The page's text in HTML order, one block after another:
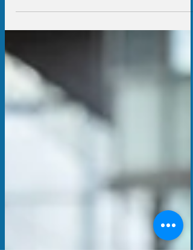
Podcast der Welt und drei Tage Party zur